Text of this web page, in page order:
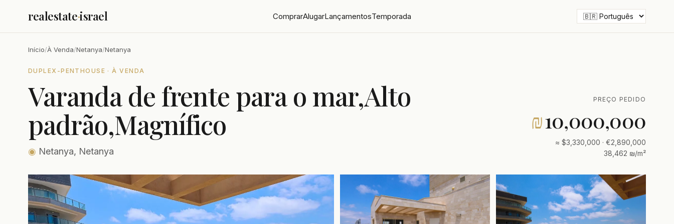
realestate·israel ComprarAlugarLançamentosTemporada
Início/À Venda/Netanya/Netanya
DUPLEX-PENTHOUSE · À VENDA
Varanda de frente para o mar,Alto
padrão,Magnífico
◉ Netanya, Netanya
PREÇO PEDIDO
₪10,000,000
≈ $3,330,000 · €2,890,000
38,462 ₪/m²